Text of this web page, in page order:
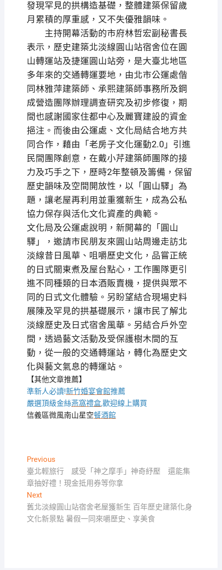
發現罕見的拱構造基礎，整體建築保留歲
月累積的厚重感，又不失優雅韻味。
主持開幕活動的市府林哲宏副秘書長
表示，歷史建築北淡線圓山站宿舍位在圓
山轉運站及捷運圓山站旁，是大臺北地區
多年來的交通轉運要地，由北市公運處偕
同林雅萍建築師、承熙建築師事務所及鋼
成營造團隊辦理調查研究及初步修復，期
間也感謝國家住都中心及麗寶建設的資金
挹注。而後由公運處、文化局結合地方共
同合作，藉由「老房子文化運動2.0」引進
民間團隊創意，在戴小芹建築師團隊的接
力及巧手之下，歷時2年整頓及籌備，保留
歷史韻味及空間開放性，以「圓山驛」為
題，讓老屋再利用並重獲新生，成為公私
協力保存與活化文化資產的典範。
文化局及公運處說明，新開幕的「圓山
驛」，邀請市民朋友來圓山站周邊走訪北
淡線昔日風華、咀嚼歷史文化，品嘗正統
的日式關東煮及屋台點心，工作團隊更引
進不同種類的日本酒販賣機，提供與眾不
同的日式文化體驗。另盼望結合現場史料
展陳及罕見的拱基礎展示，讓市民了解北
淡線歷史及日式宿舍風華。另結合戶外空
間，透過藝文活動及受保護樹木間的互
動，從一般的交通轉運站，轉化為歷史文
化與藝文氣息的轉運站。
【其他文章推薦】
準新人必讀!新竹婚宴會館推薦
嚴選頂級金絲燕窩禮盒,歡迎線上購買
信義區微風南山星空餐酒館
文
章
導
覽
PreviousPrevious
post:
臺北輕旅行 感受「神之摩手」神奇紓壓 還能集
章抽好禮！現金抵用券等你拿
NextNext
post:
舊北淡線圓山站宿舍老屋獲新生 百年歷史建築化身
文化新景點 暑假一同來嚼歷史、享美食